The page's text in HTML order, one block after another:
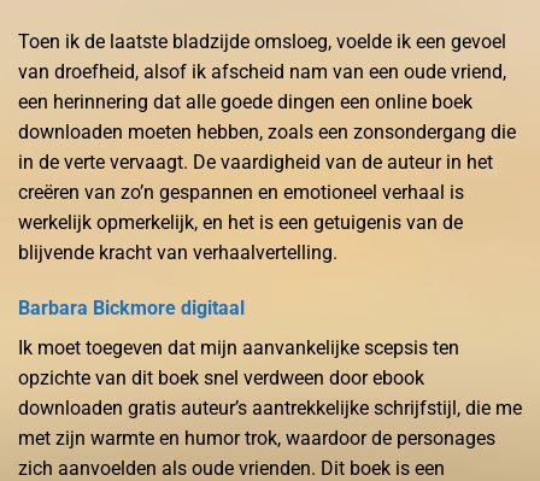
Toen ik de laatste bladzijde omsloeg, voelde ik een gevoel
van droefheid, alsof ik afscheid nam van een oude vriend,
een herinnering dat alle goede dingen een online boek
downloaden moeten hebben, zoals een zonsondergang die
in de verte vervaagt. De vaardigheid van de auteur in het
creëren van zo’n gespannen en emotioneel verhaal is
werkelijk opmerkelijk, en het is een getuigenis van de
blijvende kracht van verhaalvertelling.
Barbara Bickmore digitaal
Ik moet toegeven dat mijn aanvankelijke scepsis ten
opzichte van dit boek snel verdween door ebook
downloaden gratis auteur’s aantrekkelijke schrijfstijl, die me
met zijn warmte en humor trok, waardoor de personages
zich aanvoelden als oude vrienden. Dit boek is een